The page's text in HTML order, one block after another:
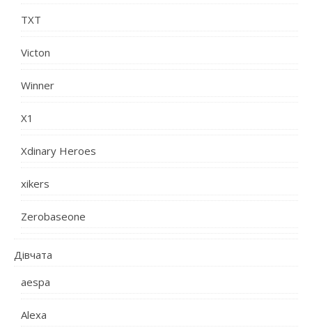
TXT
Victon
Winner
X1
Xdinary Heroes
xikers
Zerobaseone
Дівчата
aespa
Alexa